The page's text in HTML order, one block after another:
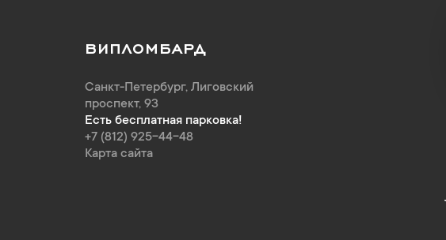
ВИПЛОМБАРД
Санкт-Петербург, Лиговский
проспект, 93
Есть бесплатная парковка!
+7 (812) 925-44-48
Карта сайта